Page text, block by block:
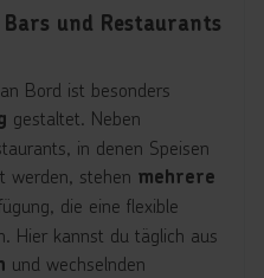
und Restaurants
Bord ist besonders
gestaltet. Neben
in denen Speisen
werden, stehen mehrere
die eine flexible
Hier kannst du täglich aus
und wechselnden